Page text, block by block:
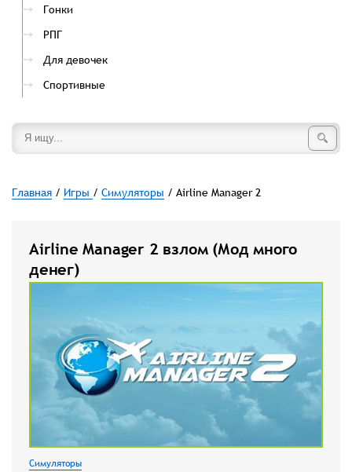
Гонки
РПГ
Для девочек
Спортивные
Главная / Игры / Симуляторы / Airline Manager 2
Airline Manager 2 взлом (Мод много
денег)
Симуляторы